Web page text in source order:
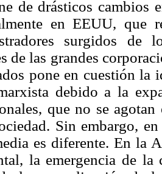
de drásticos cambios
en EEUU, que
surgidos de
de las grandes
pone en cuestión la
debido a la
que no se
Sin embargo,
es diferente. En la
la emergencia de la